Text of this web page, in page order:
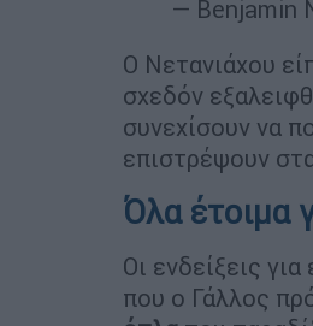
Ο Νετανιάχου
σχεδόν
συνεχίσουν να
επιστρέψουν
Όλα έτοιμα
Οι ενδείξεις
που ο Γάλλος